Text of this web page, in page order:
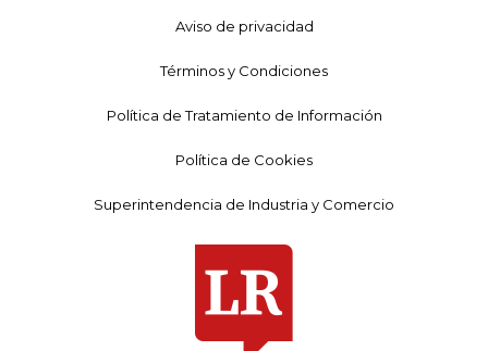
Aviso de privacidad
Términos y Condiciones
Política de Tratamiento de Información
Política de Cookies
Superintendencia de Industria y Comercio